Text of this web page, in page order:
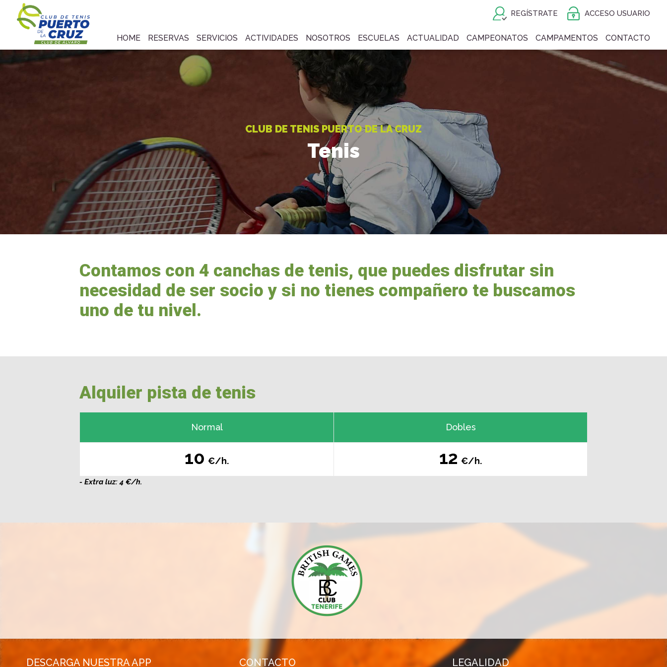
REGÍSTRATE ACCESO USUARIO
HOME RESERVAS SERVICIOS ACTIVIDADES NOSOTROS ESCUELAS ACTUALIDAD CAMPEONATOS CAMPAMENTOS CONTACTO
CLUB DE TENIS PUERTO DE LA CRUZ
Tenis
Contamos con 4 canchas de tenis, que puedes disfrutar sin
necesidad de ser socio y si no tienes compañero te buscamos
uno de tu nivel.
Alquiler pista de tenis
Normal Dobles
10 €/h. 12 €/h.
- Extra luz: 4 €/h.
DESCARGA NUESTRA APP CONTACTO LEGALIDAD